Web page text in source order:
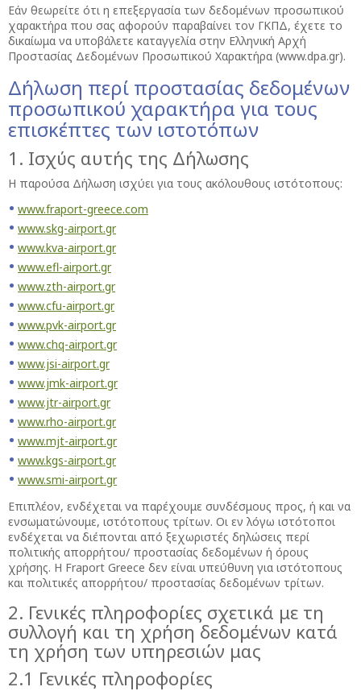
Εάν θεωρείτε ότι η επεξεργασία των δεδομένων προσωπικού
χαρακτήρα που σας αφορούν παραβαίνει τον ΓΚΠΔ, έχετε το
δικαίωμα να υποβάλετε καταγγελία στην Ελληνική Αρχή
Προστασίας Δεδομένων Προσωπικού Χαρακτήρα (www.dpa.gr).
Δήλωση περί προστασίας δεδομένων
προσωπικού χαρακτήρα για τους
επισκέπτες των ιστοτόπων
1. Ισχύς αυτής της Δήλωσης
Η παρούσα Δήλωση ισχύει για τους ακόλουθους ιστότοπους:
www.fraport-greece.com
www.skg-airport.gr
www.kva-airport.gr
www.efl-airport.gr
www.zth-airport.gr
www.cfu-airport.gr
www.pvk-airport.gr
www.chq-airport.gr
www.jsi-airport.gr
www.jmk-airport.gr
www.jtr-airport.gr
www.rho-airport.gr
www.mjt-airport.gr
www.kgs-airport.gr
www.smi-airport.gr
Επιπλέον, ενδέχεται να παρέχουμε συνδέσμους προς, ή και να
ενσωματώνουμε, ιστότοπους τρίτων. Οι εν λόγω ιστότοποι
ενδέχεται να διέπονται από ξεχωριστές δηλώσεις περί
πολιτικής απορρήτου/ προστασίας δεδομένων ή όρους
χρήσης. Η Fraport Greece δεν είναι υπεύθυνη για ιστότοπους
και πολιτικές απορρήτου/ προστασίας δεδομένων τρίτων.
2. Γενικές πληροφορίες σχετικά με τη
συλλογή και τη χρήση δεδομένων κατά
τη χρήση των υπηρεσιών μας
2.1 Γενικές πληροφορίες